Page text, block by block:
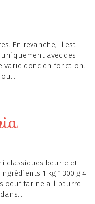
En revanche, il est
avec des
varie donc en fonction.
classiques beurre et
1 kg 1 300 g 4
oeuf farine ail beurre